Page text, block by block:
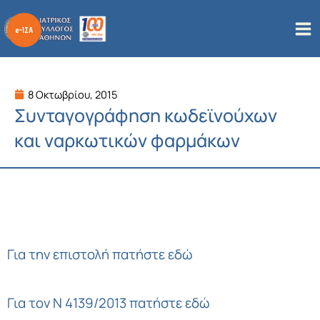
στο
περιεχόμενο
8 Οκτωβρίου, 2015
Συνταγογράφηση κωδεϊνούχων
και ναρκωτικών φαρμάκων
Για την επιστολή πατήστε εδώ
Για τον Ν 4139/2013 πατήστε εδώ